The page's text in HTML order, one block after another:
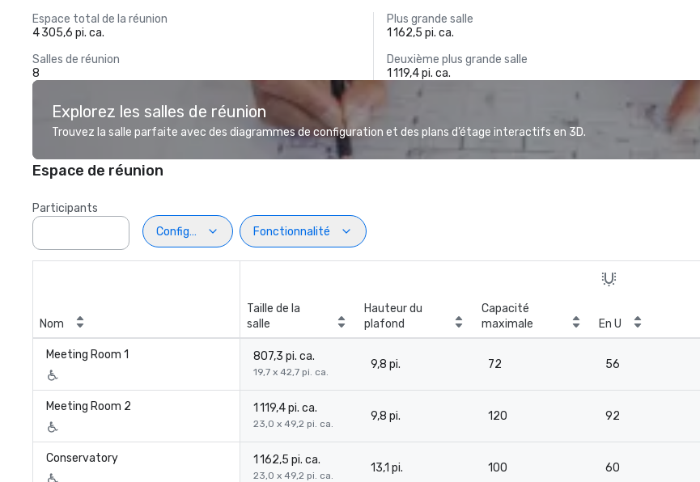
Espace total de la réunion
4 305,6 pi. ca.
Plus grande salle
1 162,5 pi. ca.
Salles de réunion
8
Deuxième plus grande salle
1 119,4 pi. ca.
Explorez les salles de réunion
Trouvez la salle parfaite avec des diagrammes de configuration et des plans d’étage interactifs en 3D.
Espace de réunion
Participants
Configuration
Fonctionnalité
Nom
Taille de la
salle
Hauteur du
plafond
Capacité
maximale
En U
Meeting Room 1 807,3 pi. ca.
19,7 x 42,7 pi. ca.
9,8 pi. 72 56
Meeting Room 2 1 119,4 pi. ca.
23,0 x 49,2 pi. ca.
9,8 pi. 120 92
Conservatory 1 162,5 pi. ca.
23,0 x 49,2 pi. ca.
13,1 pi. 100 60